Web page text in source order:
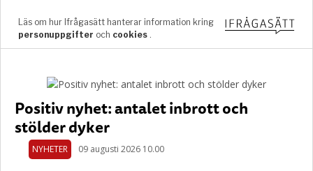
Positiv nyhet: antalet inbrott och
stölder dyker
NYHETER 09 augusti 2026 10.00